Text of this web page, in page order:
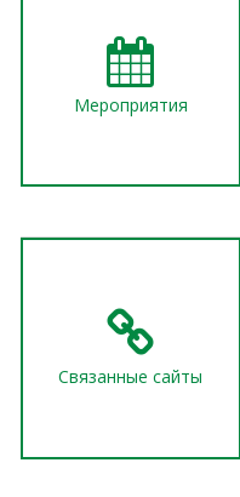
Мероприятия
Связанные сайты